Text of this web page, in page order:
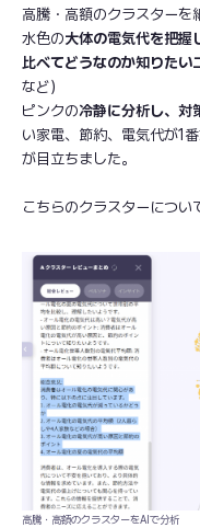
高騰・高額のクラスターを
水色の大体の電気代を把握
比べてどうなのか知りたい
など）
ピンクの冷静に分析し、対
い家電、節約、電気代が1番
が目立ちました。
こちらのクラスターについ
高騰・高額のクラスターをAIで分析